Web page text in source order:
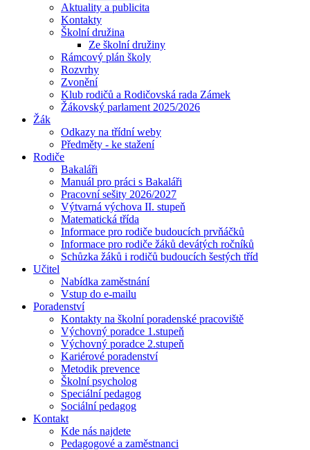
Aktuality a publicita
Kontakty
Školní družina
Ze školní družiny
Rámcový plán školy
Rozvrhy
Zvonění
Klub rodičů a Rodičovská rada Zámek
Žákovský parlament 2025/2026
Žák
Odkazy na třídní weby
Předměty - ke stažení
Rodiče
Bakaláři
Manuál pro práci s Bakaláři
Pracovní sešity 2026/2027
Výtvarná výchova II. stupeň
Matematická třída
Informace pro rodiče budoucích prvňáčků
Informace pro rodiče žáků devátých ročníků
Schůzka žáků i rodičů budoucích šestých tříd
Učitel
Nabídka zaměstnání
Vstup do e-mailu
Poradenství
Kontakty na školní poradenské pracoviště
Výchovný poradce 1.stupeň
Výchovný poradce 2.stupeň
Kariérové poradenství
Metodik prevence
Školní psycholog
Speciální pedagog
Sociální pedagog
Kontakt
Kde nás najdete
Pedagogové a zaměstnanci